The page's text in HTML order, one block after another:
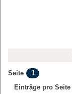
Seite
1
Einträge pro Seite